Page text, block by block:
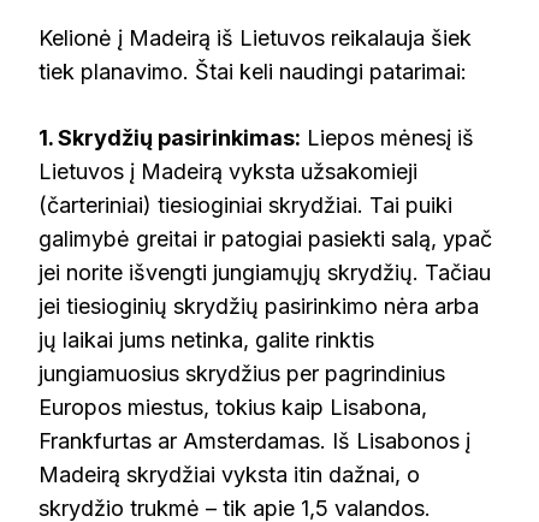
Kelionė į Madeirą iš Lietuvos reikalauja šiek
tiek planavimo. Štai keli naudingi patarimai:
1. Skrydžių pasirinkimas: Liepos mėnesį iš
Lietuvos į Madeirą vyksta užsakomieji
(čarteriniai) tiesioginiai skrydžiai. Tai puiki
galimybė greitai ir patogiai pasiekti salą, ypač
jei norite išvengti jungiamųjų skrydžių. Tačiau
jei tiesioginių skrydžių pasirinkimo nėra arba
jų laikai jums netinka, galite rinktis
jungiamuosius skrydžius per pagrindinius
Europos miestus, tokius kaip Lisabona,
Frankfurtas ar Amsterdamas. Iš Lisabonos į
Madeirą skrydžiai vyksta itin dažnai, o
skrydžio trukmė – tik apie 1,5 valandos.